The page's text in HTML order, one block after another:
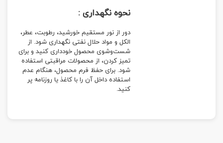
نحوه نگهداری :
دور از نور مستقیم خورشید، رطوبت، عطر،
الکل و مواد حلال نفتی نگهداری شود. از
شست‌وشوی محصول خودداری کنید و برای
تمیز کردن، از محصولات مراقبتی استفاده
شود. برای حفظ فرم محصول، هنگام عدم
استفاده داخل آن را با کاغذ یا روزنامه پر
کنید.